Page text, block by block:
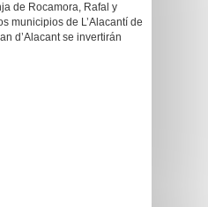
de Rocamora, Rafal y
municipios de L’Alacantí de
d’Alacant se invertirán